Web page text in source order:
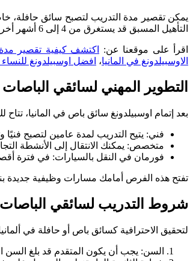
التأهيل المسبق قد يستغرق من 4 إلى 6 أشهر أخرى، مما يجعل المدة الإجمالية لا تقل عن عام واحد لاكتساب المهارات والمعرفة اللازمة.
اقرأ على موقعنا عن: اكتشف كيفية تقصير مدة
الاوسبيلدونغ في المانيا، افضل اوسبيلدونغ للنساء
التطوير المهني لسائقي الباصات
بعد إتمام اوسبيلدونغ سائق باص في المانيا،
فني: يتيح التدريب لمدة عامين لتصبح
متخصص: يمكنك الانتقال إلى الأنشطة
فورمان في النقل بالسيارات: في فترة
تفتح هذه الفرص أمامك مسارات وظيفية جديدة
شروط التدريب لسائقي الباصات
لتحقيق الاحترافية كسائق باص أو حافلة في
السن: يجب أن يكون المتقدم قد بلغ السن